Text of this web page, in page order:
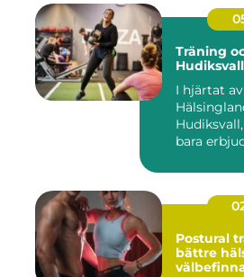
Träning
Hudiksvall
I hjärtat
bara
Postural
bättre